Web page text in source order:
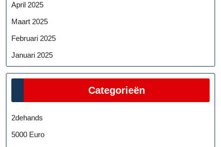
April 2025
Maart 2025
Februari 2025
Januari 2025
Categorieën
2dehands
5000 Euro